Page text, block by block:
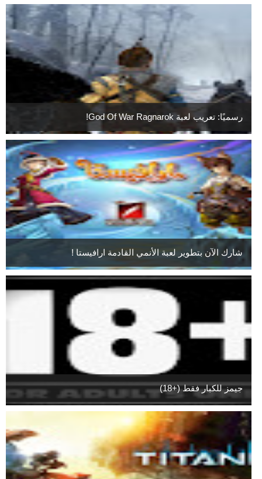
رسميًا: تعريب لعبة God Of War Ragnarok!
شارك الآن بتطوير لعبة الأنمي القادمة ارافيستا !
جيمز للكبار فقط (+18)